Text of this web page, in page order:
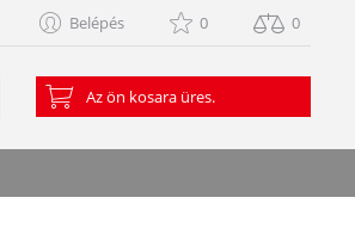
Belépés 0 0
Az ön kosara üres.